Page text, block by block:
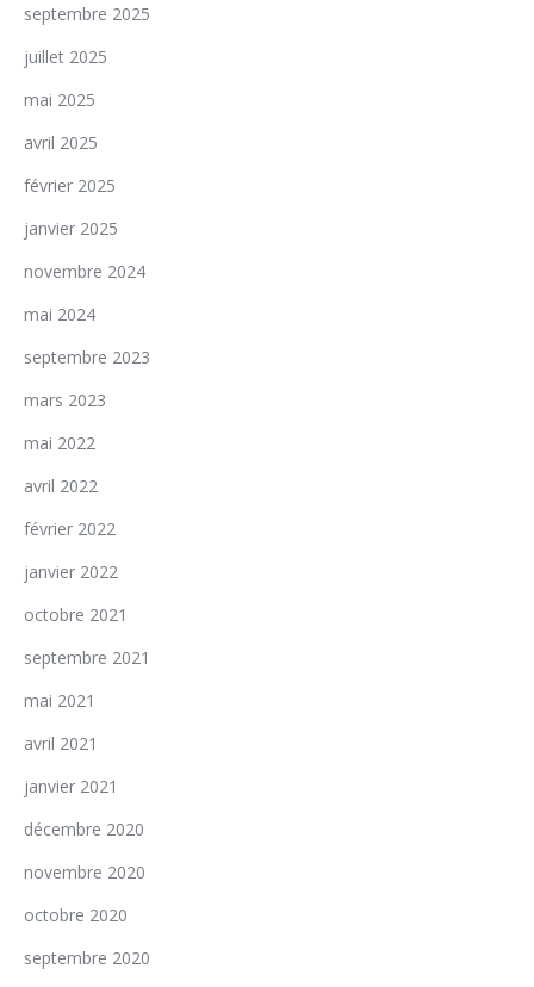
septembre 2025
juillet 2025
mai 2025
avril 2025
février 2025
janvier 2025
novembre 2024
mai 2024
septembre 2023
mars 2023
mai 2022
avril 2022
février 2022
janvier 2022
octobre 2021
septembre 2021
mai 2021
avril 2021
janvier 2021
décembre 2020
novembre 2020
octobre 2020
septembre 2020